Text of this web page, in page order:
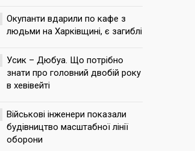
Окупанти вдарили по кафе з
людьми на Харківщині, є загиблі
Усик – Дюбуа. Що потрібно
знати про головний двобій року
в хевівейті
Військові інженери показали
будівництво масштабної лінії
оборони